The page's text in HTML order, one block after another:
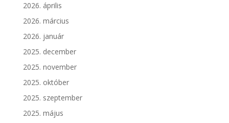
2026. április
2026. március
2026. január
2025. december
2025. november
2025. október
2025. szeptember
2025. május